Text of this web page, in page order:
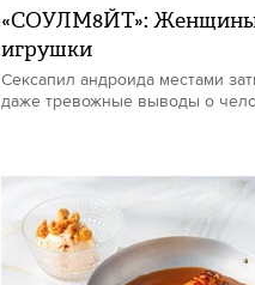
«СОУЛМ8ЙТ»:
игрушки
Сексапил андроида местами
даже тревожные выводы о